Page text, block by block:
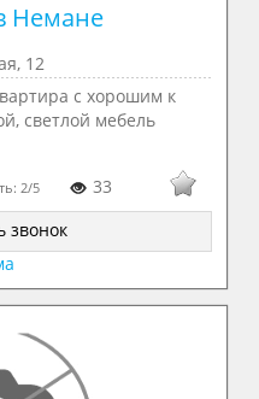
Немане
12
с хорошим к
светлой мебель
2/5
33
звонок